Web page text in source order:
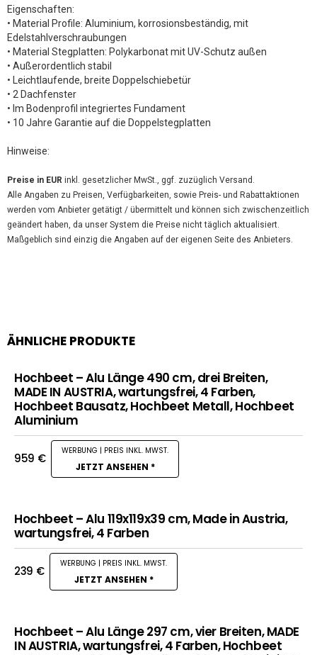
Eigenschaften:
• Material Profile: Aluminium, korrosionsbeständig, mit
Edelstahlverschraubungen
• Material Stegplatten: Polykarbonat mit UV-Schutz außen
• Außerordentlich stabil
• Leichtlaufende, breite Doppelschiebetür
• 2 Dachfenster
• Im Bodenprofil integriertes Fundament
• 10 Jahre Garantie auf die Doppelstegplatten
Hinweise:
Preise in EUR inkl. gesetzlicher MwSt., ggf. zuzüglich Versand.
Alle Angaben zu Preisen, Verfügbarkeiten, sowie Preis- und Rabattaktionen
werden vom Anbieter getätigt / übermittelt und können sich zwischenzeitlich
geändert haben, da unser System die Preise nicht täglich aktualisiert.
Maßgeblich sind einzig die Angaben auf der eigenen Seite des Anbieters.
ÄHNLICHE PRODUKTE
Hochbeet – Alu Länge 490 cm, drei Breiten,
MADE IN AUSTRIA, wartungsfrei, 4 Farben,
Hochbeet Bausatz, Hochbeet Metall, Hochbeet
Aluminium
959 €
JETZT ANSEHEN *
Hochbeet – Alu 119x119x39 cm, Made in Austria,
wartungsfrei, 4 Farben
239 €
JETZT ANSEHEN *
Hochbeet – Alu Länge 297 cm, vier Breiten, MADE
IN AUSTRIA, wartungsfrei, 4 Farben, Hochbeet